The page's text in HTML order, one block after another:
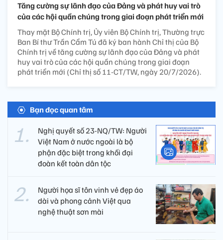
Tăng cường sự lãnh đạo của Đảng và phát huy vai trò
của các hội quần chúng trong giai đoạn phát triển mới
Thay mặt Bộ Chính trị, Ủy viên Bộ Chính trị, Thường trực
Ban Bí thư Trần Cẩm Tú đã ký ban hành Chỉ thị của Bộ
Chính trị về tăng cường sự lãnh đạo của Đảng và phát
huy vai trò của các hội quần chúng trong giai đoạn
phát triển mới (Chỉ thị số 11-CT/TW, ngày 20/7/2026).
Bạn đọc quan tâm
Nghị quyết số 23-NQ/TW: Người
Việt Nam ở nước ngoài là bộ
phận đặc biệt trong khối đại
đoàn kết toàn dân tộc
Người họa sĩ tôn vinh vẻ đẹp áo
dài và phong cảnh Việt qua
nghệ thuật sơn mài